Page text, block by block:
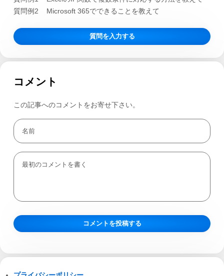
質問例2
Microsoft 365でできることを教えて
質問を入力する
コメント
この記事へのコメントをお寄せ下さい。